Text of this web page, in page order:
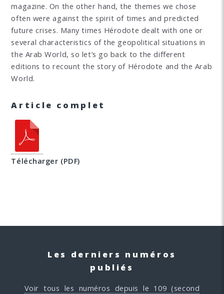
magazine. On the other hand, the themes we chose
often were against the spirit of times and predicted
future crises. Many times Hérodote dealt with one or
several characteristics of the geopolitical situations in
the Arab World, so let’s go back to the different
editions to recount the story of Hérodote and the Arab
World.
Article complet
Télécharger (PDF)
Les derniers numéros
publiés
Voir tous les numéros depuis le 109 (second